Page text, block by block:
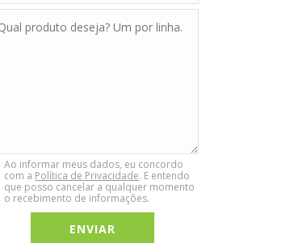
Ao informar meus dados, eu concordo
com a Política de Privacidade. E entendo
que posso cancelar a qualquer momento
o recebimento de informações.Chat WhatsApp
Por favor, preencha os campos abaixo para